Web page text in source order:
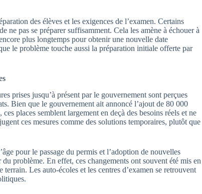
des élèves et les exigences de l’examen. Certains
ne pas se préparer suffisamment. Cela les amène à échouer à
plus longtemps pour obtenir une nouvelle date
le problème touche aussi la préparation initiale offerte par
prises jusqu’à présent par le gouvernement sont perçues
Bien que le gouvernement ait annoncé l’ajout de 80 000
, ces places semblent largement en deçà des besoins réels et ne
ces mesures comme des solutions temporaires, plutôt que
pour le passage du permis et l’adoption de nouvelles
problème. En effet, ces changements ont souvent été mis en
Les auto-écoles et les centres d’examen se retrouvent